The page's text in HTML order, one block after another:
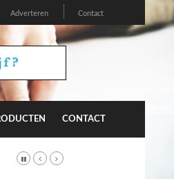
Adverteren Contact
CONTACT